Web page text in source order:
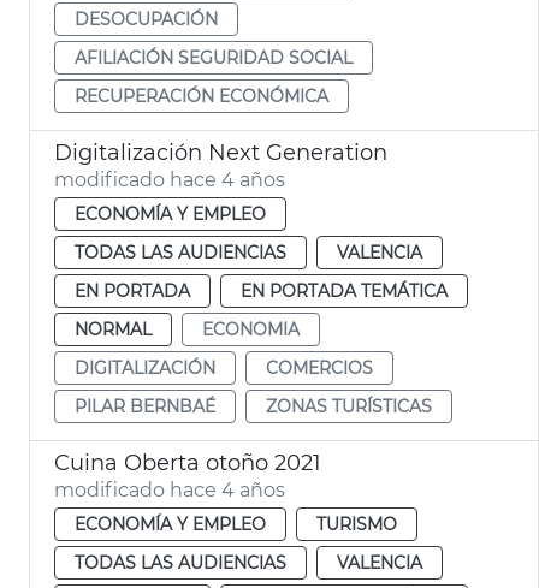
DESOCUPACIÓN
AFILIACIÓN SEGURIDAD SOCIAL
RECUPERACIÓN ECONÓMICA
Digitalización Next Generation
modificado hace 4 años
ECONOMÍA Y EMPLEO
TODAS LAS AUDIENCIAS
VALENCIA
EN PORTADA
EN PORTADA TEMÁTICA
NORMAL
ECONOMIA
DIGITALIZACIÓN
COMERCIOS
PILAR BERNBAÉ
ZONAS TURÍSTICAS
Cuina Oberta otoño 2021
modificado hace 4 años
ECONOMÍA Y EMPLEO
TURISMO
TODAS LAS AUDIENCIAS
VALENCIA